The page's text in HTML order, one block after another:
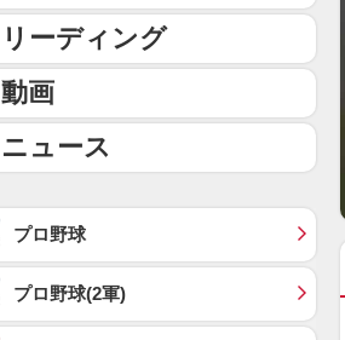
リーディング
動画
ニュース
プロ野球
プロ野球(2軍)